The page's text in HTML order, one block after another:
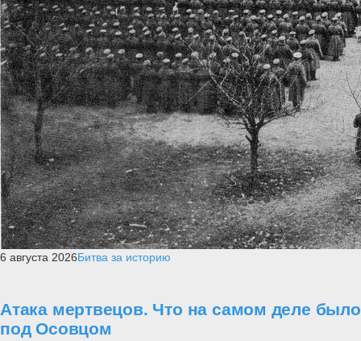
6 августа 2026Битва за историю
Атака мертвецов. Что на самом деле было
под Осовцом